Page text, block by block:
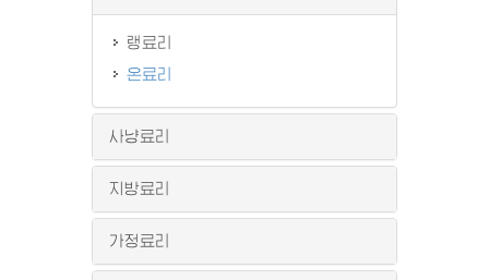
랭료리
온료리
사냥료리
지방료리
가정료리